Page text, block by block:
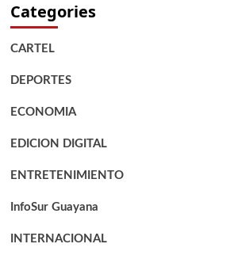
Categories
CARTEL
DEPORTES
ECONOMIA
EDICION DIGITAL
ENTRETENIMIENTO
InfoSur Guayana
INTERNACIONAL